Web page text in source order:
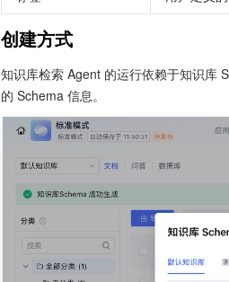
创建方式
知识库检索 Agent 的运行依赖于知识库
的 Schema 信息。